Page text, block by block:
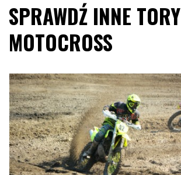
SPRAWDŹ INNE TORY
MOTOCROSS